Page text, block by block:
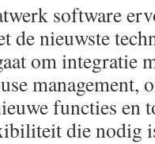
software
de nieuwste
om integratie
management,
functies en
die nodig